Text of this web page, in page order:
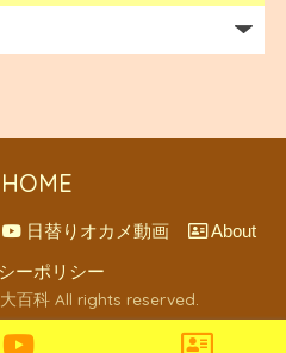
日替りオカメ動画 About
ーポリシー
百科 All rights reserved.